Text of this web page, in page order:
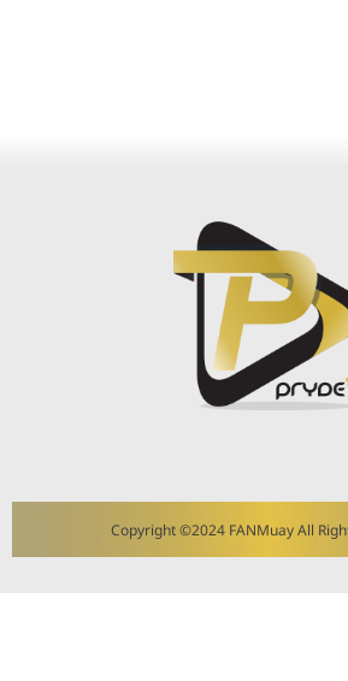
Copyright ©2024 FANMuay All